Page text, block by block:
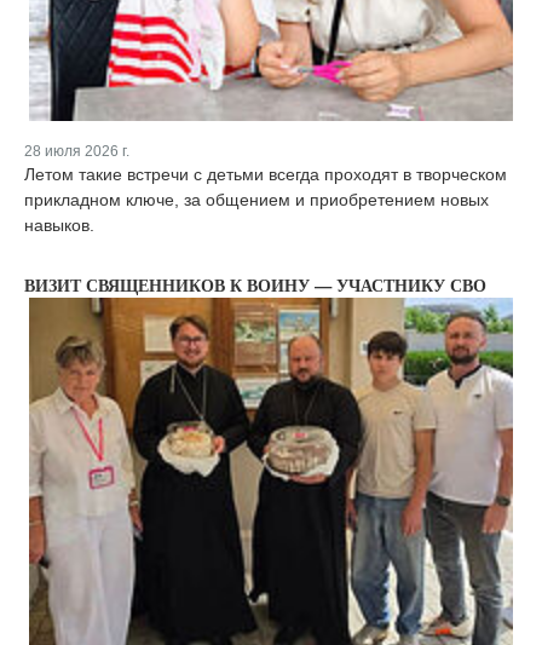
28 июля 2026 г.
Летом такие встречи с детьми всегда проходят в творческом
прикладном ключе, за общением и приобретением новых
навыков.
ВИЗИТ СВЯЩЕННИКОВ К ВОИНУ — УЧАСТНИКУ СВО